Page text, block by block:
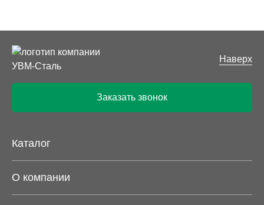
Наверх
Заказать звонок
Каталог
О компании